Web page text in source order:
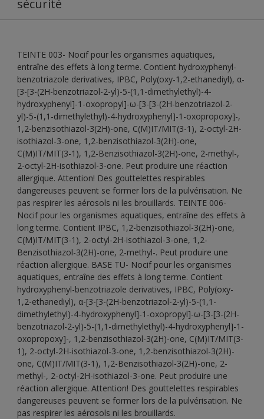
sécurité
TEINTE 003- Nocif pour les organismes aquatiques,
entraîne des effets à long terme. Contient hydroxyphenyl-
benzotriazole derivatives, IPBC, Poly(oxy-1,2-ethanediyl), α-
[3-[3-(2H-benzotriazol-2-yl)-5-(1,1-dimethylethyl)-4-
hydroxyphenyl]-1-oxopropyl]-ω-[3-[3-(2H-benzotriazol-2-
yl)-5-(1,1-dimethylethyl)-4-hydroxyphenyl]-1-oxopropoxy]-,
1,2-benzisothiazol-3(2H)-one, C(M)IT/MIT(3-1), 2-octyl-2H-
isothiazol-3-one, 1,2-benzisothiazol-3(2H)-one,
C(M)IT/MIT(3-1), 1,2-Benzisothiazol-3(2H)-one, 2-methyl-,
2-octyl-2H-isothiazol-3-one. Peut produire une réaction
allergique. Attention! Des gouttelettes respirables
dangereuses peuvent se former lors de la pulvérisation. Ne
pas respirer les aérosols ni les brouillards. TEINTE 006-
Nocif pour les organismes aquatiques, entraîne des effets à
long terme. Contient IPBC, 1,2-benzisothiazol-3(2H)-one,
C(M)IT/MIT(3-1), 2-octyl-2H-isothiazol-3-one, 1,2-
Benzisothiazol-3(2H)-one, 2-methyl-. Peut produire une
réaction allergique. BASE TU- Nocif pour les organismes
aquatiques, entraîne des effets à long terme. Contient
hydroxyphenyl-benzotriazole derivatives, IPBC, Poly(oxy-
1,2-ethanediyl), α-[3-[3-(2H-benzotriazol-2-yl)-5-(1,1-
dimethylethyl)-4-hydroxyphenyl]-1-oxopropyl]-ω-[3-[3-(2H-
benzotriazol-2-yl)-5-(1,1-dimethylethyl)-4-hydroxyphenyl]-1-
oxopropoxy]-, 1,2-benzisothiazol-3(2H)-one, C(M)IT/MIT(3-
1), 2-octyl-2H-isothiazol-3-one, 1,2-benzisothiazol-3(2H)-
one, C(M)IT/MIT(3-1), 1,2-Benzisothiazol-3(2H)-one, 2-
methyl-, 2-octyl-2H-isothiazol-3-one. Peut produire une
réaction allergique. Attention! Des gouttelettes respirables
dangereuses peuvent se former lors de la pulvérisation. Ne
pas respirer les aérosols ni les brouillards.